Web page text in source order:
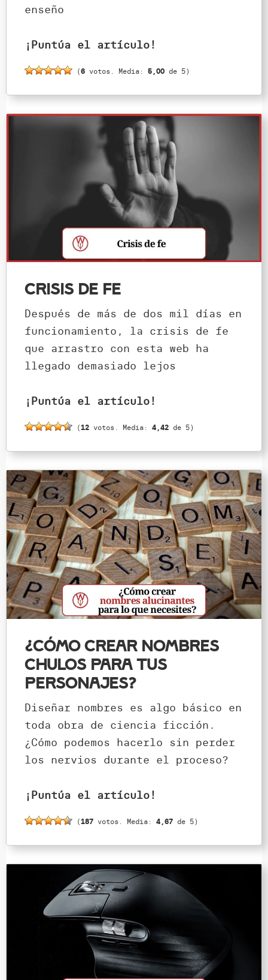
enseño
¡Puntúa el artículo!
(6 votos. Media: 5,00 de 5)
Crisis de fe
Después de más de dos mil días en
funcionamiento, la crisis de fe
que arrastro con esta web ha
llegado demasiado lejos
¡Puntúa el artículo!
(12 votos. Media: 4,42 de 5)
¿Cómo crear nombres
chulos para tus
personajes?
Diseñar nombres es algo básico en
toda obra de ciencia ficción.
¿Cómo podemos hacerlo sin perder
los nervios durante el proceso?
¡Puntúa el artículo!
(187 votos. Media: 4,67 de 5)